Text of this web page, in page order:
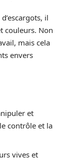
il
couleurs. Non
mais cela
envers
et
contrôle et la
vives et